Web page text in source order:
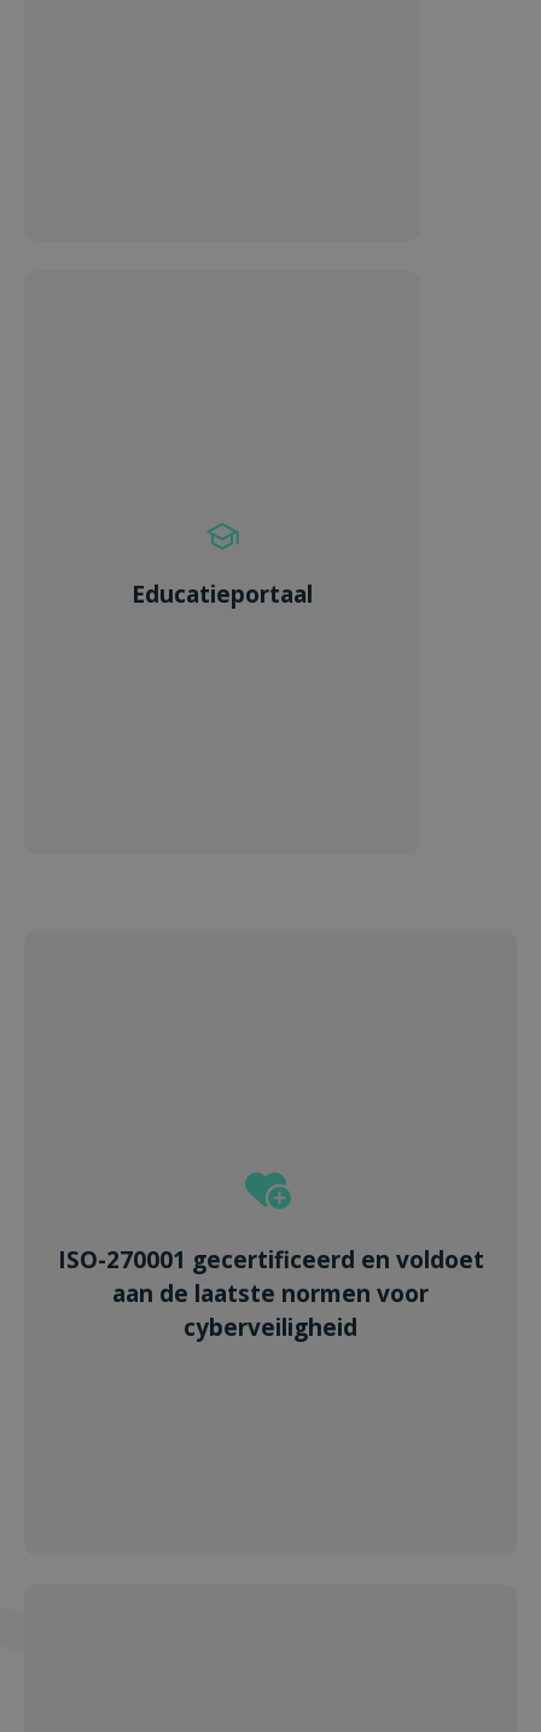
Educatieportaal
ISO-270001 gecertificeerd en voldoet
aan de laatste normen voor
cyberveiligheid